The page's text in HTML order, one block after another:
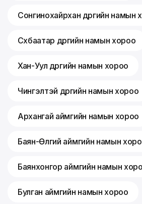
Сонгинохайрхан дүүргийн намын
Сүхбаатар дүүргийн намын хороо
Хан-Уул дүүргийн намын хороо
Чингэлтэй дүүргийн намын хороо
Архангай аймгийн намын хороо
Баян-Өлгий аймгийн намын
Баянхонгор аймгийн намын
Булган аймгийн намын хороо